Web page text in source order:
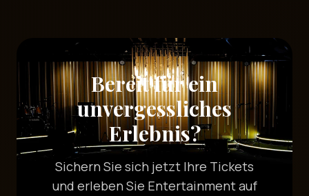
Bereit für ein
unvergessliches
Erlebnis?
Sichern Sie sich jetzt Ihre Tickets
und erleben Sie Entertainment auf